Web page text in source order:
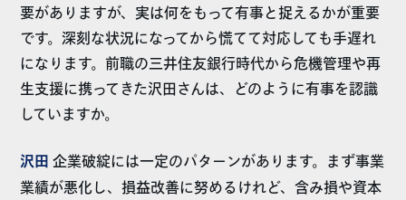
要がありますが、実は何をもって有事と捉えるかが重要
です。深刻な状況になってから慌てて対応しても手遅れ
になります。前職の三井住友銀行時代から危機管理や再
生支援に携ってきた沢田さんは、どのように有事を認識
していますか。
沢田 企業破綻には一定のパターンがあります。まず事業
業績が悪化し、損益改善に努めるけれど、含み損や資本